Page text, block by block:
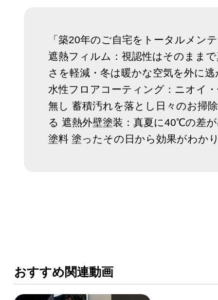
「築20年のご自宅をトータルメン
遮熱フィルム：視認性はそのまま
さを軽減・冬は暖かな空気を外に
水性フロアコーティング：ニオイ
無し 蓄積汚れを落とし日々のお掃
る 遮熱外壁塗装：真夏に40℃の差
塗料 塗ったその日から効果がわか
おすすめ関連動画